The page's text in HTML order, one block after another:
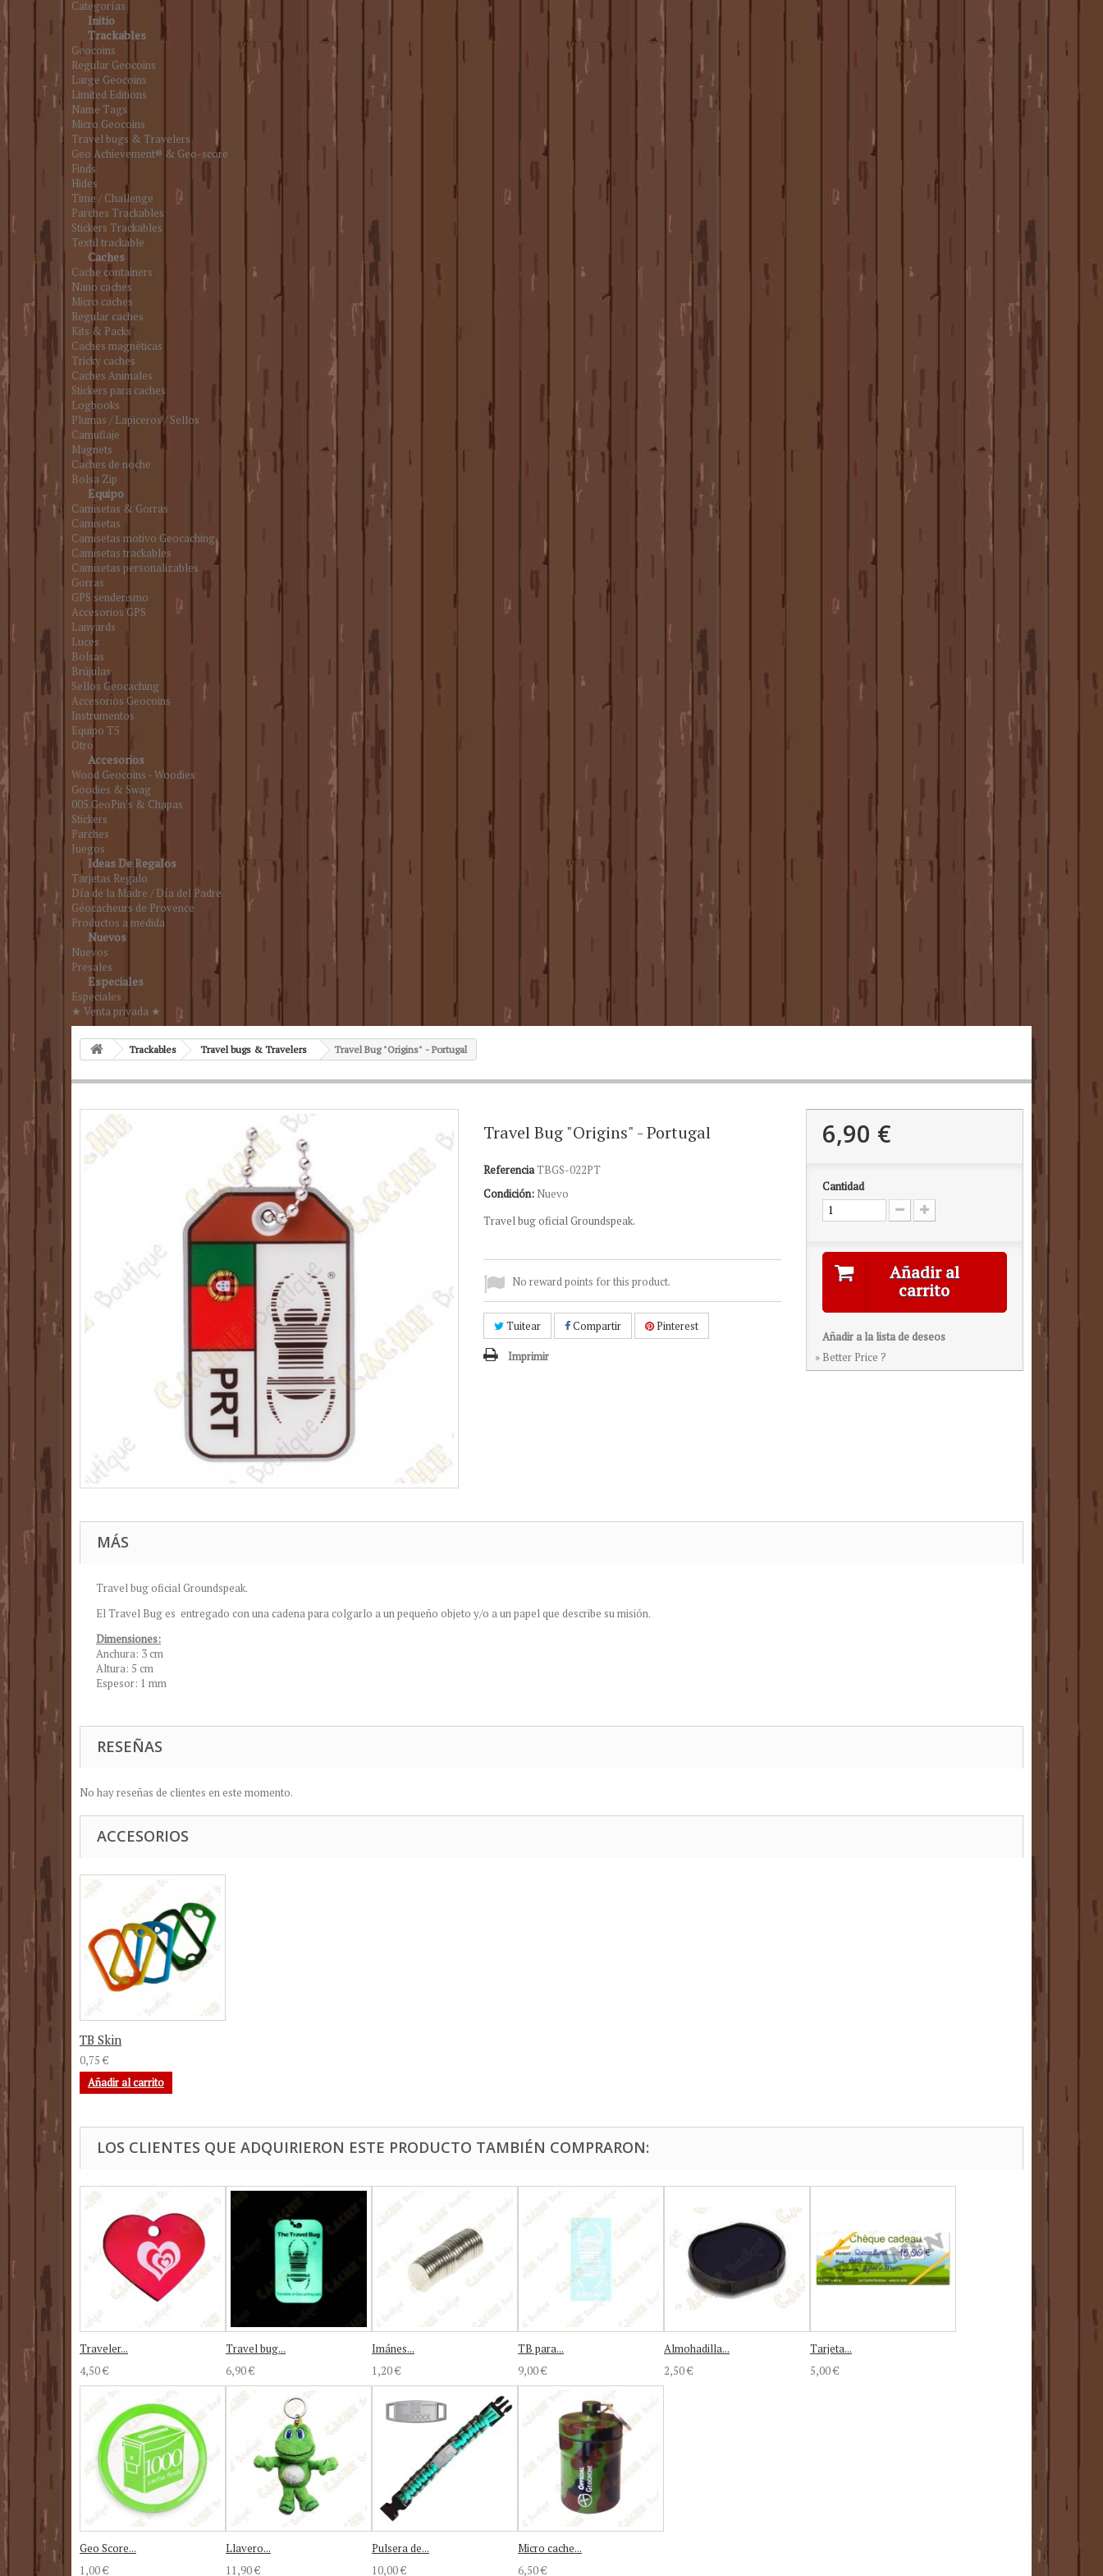
Categorías
Initio
Trackables
Geocoins
Regular Geocoins
Large Geocoins
Limited Editions
Name Tags
Micro Geocoins
Travel bugs & Travelers
Geo Achievement® & Geo-score
Finds
Hides
Time / Challenge
Parches Trackables
Stickers Trackables
Textil trackable
Caches
Cache containers
Nano caches
Micro caches
Regular caches
Kits & Packs
Caches magnéticas
Tricky caches
Caches Animales
Stickers para caches
Logbooks
Plumas / Lapiceros / Sellos
Camuflaje
Magnets
Caches de noche
Bolsa Zip
Equipo
Camisetas & Gorras
Camisetas
Camisetas motivo Geocaching
Camisetas trackables
Camisetas personalizables
Gorras
GPS senderismo
Accesorios GPS
Lanyards
Luces
Bolsas
Brújulas
Sellos Geocaching
Accesorios Geocoins
Instrumentos
Equipo T5
Otro
Accesorios
Wood Geocoins - Woodies
Goodies & Swag
005.GeoPin's & Chapas
Stickers
Parches
Juegos
Ideas De Regalos
Tarjetas Regalo
Día de la Madre / Día del Padre
Géocacheurs de Provence
Productos a medida
Nuevos
Nuevos
Presales
Especiales
Especiales
★ Venta privada ★
Trackables Travel bugs & Travelers Travel Bug "Origins" - Portugal
Travel Bug "Origins" - Portugal
ReferenciaTBGS-022PT
Condición: Nuevo
Travel bug oficial Groundspeak.
No reward points for this product.
Tuitear Compartir Pinterest
Imprimir
6,90 €
Cantidad
Añadir al
carrito
Añadir a la lista de deseos
» Better Price ?
MÁS
Travel bug oficial Groundspeak.
El Travel Bug es entregado con una cadena para colgarlo a un pequeño objeto y/o a un papel que describe su misión.
Dimensiones:
Anchura: 3 cm
Altura: 5 cm
Espesor: 1 mm
RESEÑAS
No hay reseñas de clientes en este momento.
ACCESORIOS
TB Skin
0,75 €
Añadir al carrito
LOS CLIENTES QUE ADQUIRIERON ESTE PRODUCTO TAMBIÉN COMPRARON:
Traveler...
4,50 €
Travel bug...
6,90 €
Imánes...
1,20 €
TB para...
9,00 €
Almohadilla...
2,50 €
Tarjeta...
5,00 €
Geo Score...
1,00 €
Llavero...
11,90 €
Pulsera de...
10,00 €
Micro cache...
6,50 €